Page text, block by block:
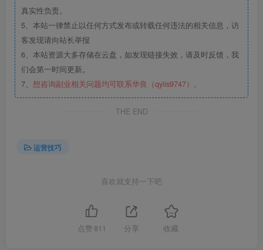
真实性负责。
5、本站一律禁止以任何方式发布或转载任何违法的相关信息，访
客发现请向站长举报
6、本站资源大多存储在云盘，如发现链接失效，请及时反馈，我
们会第一时间更新。
7、 想咨询副业相关问题均可联系华良（qyiis9747）。
THE END
运营技巧
喜欢就支持一下吧
点赞 811 分享 收藏